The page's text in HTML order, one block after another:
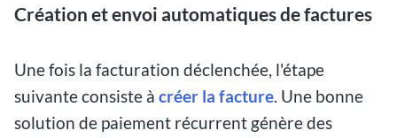
Création et envoi automatiques de factures
Une fois la facturation déclenchée, l'étape
suivante consiste à créer la facture. Une bonne
solution de paiement récurrent génère des